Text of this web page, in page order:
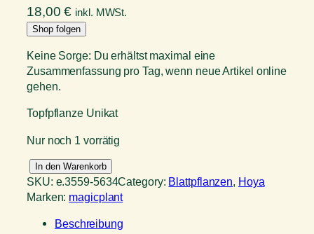
18,00€ inkl. MWSt.
Shop folgen
Keine Sorge: Du erhältst maximal eine
Zusammenfassung pro Tag, wenn neue Artikel online
gehen.
Topfpflanze Unikat
Nur noch 1 vorrätig
o
y
In den Warenkorb
SKU: e.3559-5634Category: Blattpflanzen, Hoya
Marken: magicplant
Beschreibung